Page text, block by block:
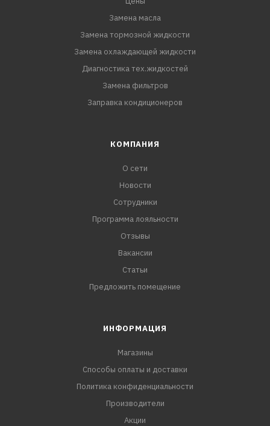
Замена масла
Замена тормозной жидкости
Замена охлаждающей жидкости
Диагностика тех.жидкостей
Замена фильтров
Заправка кондиционеров
КОМПАНИЯ
О сети
Новости
Сотрудники
Программа лояльности
Отзывы
Вакансии
Статьи
Предложить помещение
ИНФОРМАЦИЯ
Магазины
Способы оплаты и доставки
Политика конфиденциальности
Производители
Акции